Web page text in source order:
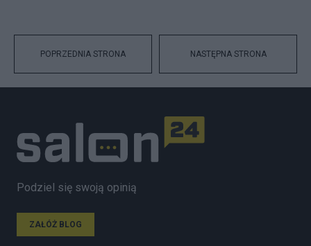
POPRZEDNIA STRONA NASTĘPNA STRONA
Podziel się swoją opinią
ZAŁÓŻ BLOG